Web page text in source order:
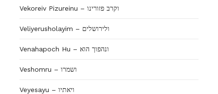
Vekoreiv Pizureinu – וקרב פזורינו
Veliyerusholayim – ולירושלים
Venahapoch Hu – ונהפוך הוא
Veshomru – ושמרו
Veyesayu – ויאתיו